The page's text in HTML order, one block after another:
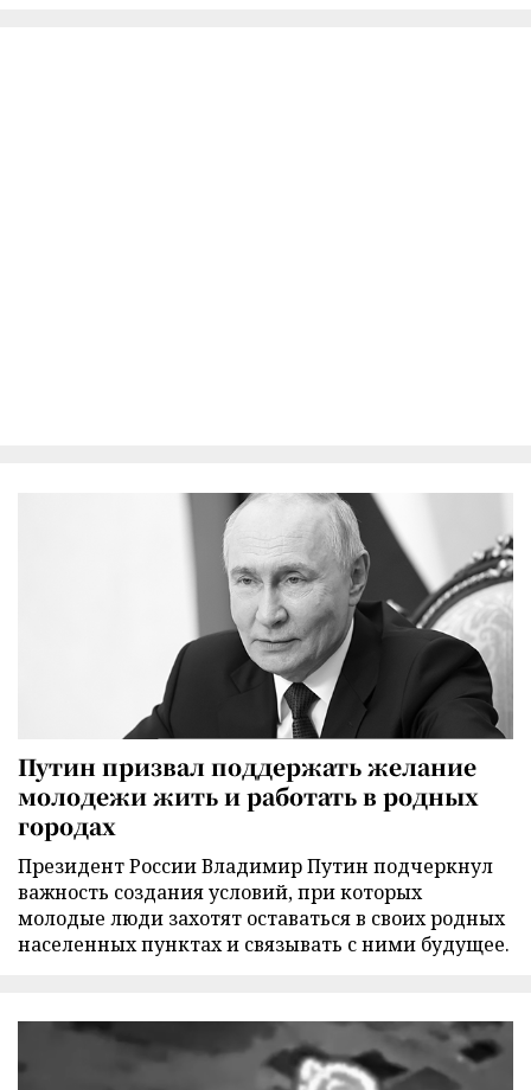
Путин призвал поддержать желание
молодежи жить и работать в родных
городах
Президент России Владимир Путин подчеркнул
важность создания условий, при которых
молодые люди захотят оставаться в своих родных
населенных пунктах и связывать с ними будущее.